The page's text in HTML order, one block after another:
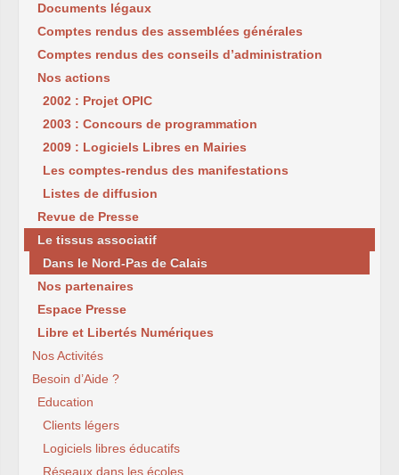
Documents légaux
Comptes rendus des assemblées générales
Comptes rendus des conseils d’administration
Nos actions
2002 : Projet OPIC
2003 : Concours de programmation
2009 : Logiciels Libres en Mairies
Les comptes-rendus des manifestations
Listes de diffusion
Revue de Presse
Le tissus associatif
Dans le Nord-Pas de Calais
Nos partenaires
Espace Presse
Libre et Libertés Numériques
Nos Activités
Besoin d’Aide ?
Education
Clients légers
Logiciels libres éducatifs
Réseaux dans les écoles